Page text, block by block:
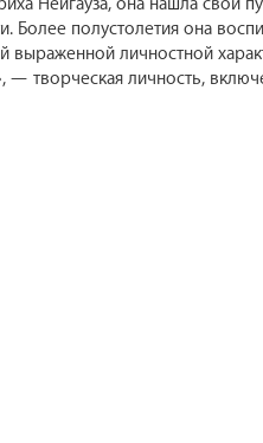
Нейгауза, она нашла свой
Более полустолетия она
выраженной личностной
— творческая личность,